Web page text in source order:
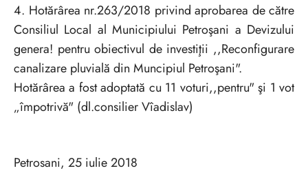
4. Hotărârea nr.263/2018 privind aprobarea de către
Consiliul Local al Municipiului Petroşani a Devizului
genera! pentru obiectivul de investiţii ,,Reconfigurare
canalizare pluvială din Muncipiul Petroşani".
Hotărârea a fost adoptată cu 11 voturi,,pentru" şi 1 vot
„împotrivă" (dl.consilier Vîadislav)
Petrosani, 25 iulie 2018